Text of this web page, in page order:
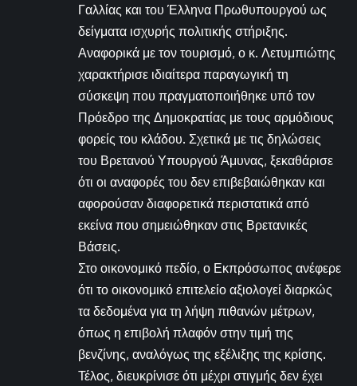
Γαλλίας και του Έλληνα Πρωθυπουργού ως
δείγματα ισχυρής πολιτικής στήριξης.
Αναφορικά με τον τουρισμό, ο κ. Λετυμπιώτης
χαρακτήρισε ιδιαίτερα παραγωγική τη
σύσκεψη που πραγματοποιήθηκε υπό τον
Πρόεδρο της Δημοκρατίας με τους αρμόδιους
φορείς του κλάδου. Σχετικά με τις δηλώσεις
του Βρετανού Υπουργού Άμυνας, ξεκαθάρισε
ότι οι αναφορές του δεν επιβεβαιώθηκαν και
αφορούσαν διαφορετικά περιστατικά από
εκείνα που σημειώθηκαν στις Βρετανικές
Βάσεις.
Στο οικονομικό πεδίο, ο Εκπρόσωπος ανέφερε
ότι το οικονομικό επιτελείο αξιολογεί διαρκώς
τα δεδομένα για τη λήψη πιθανών μέτρων,
όπως η επιβολή πλαφόν στην τιμή της
βενζίνης, αναλόγως της εξέλιξης της κρίσης.
Τέλος, διευκρίνισε ότι μέχρι στιγμής δεν έχει